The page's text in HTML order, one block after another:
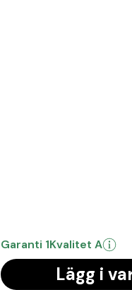
Garanti 1Kvalitet A
Lägg i